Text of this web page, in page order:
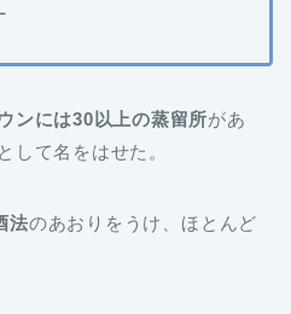
ンには30以上の蒸留所があ
として名をはせた。
法のあおりをうけ、ほとんど